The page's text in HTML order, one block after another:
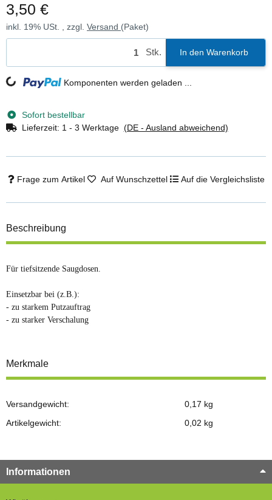
3,50 €
inkl. 19% USt. , zzgl. Versand (Paket)
Stk. In den Warenkorb
Loading... Komponenten werden geladen ...
Sofort bestellbar
Lieferzeit: 1 - 3 Werktage (DE - Ausland abweichend)
Frage zum Artikel Auf Wunschzettel Auf die Vergleichsliste
Beschreibung
Für tiefsitzende Saugdosen.
Einsetzbar bei (z.B.):
- zu starkem Putzauftrag
- zu starker Verschalung
Merkmale
Versandgewicht:
0,17 kg
Artikelgewicht:
0,02 kg
Informationen